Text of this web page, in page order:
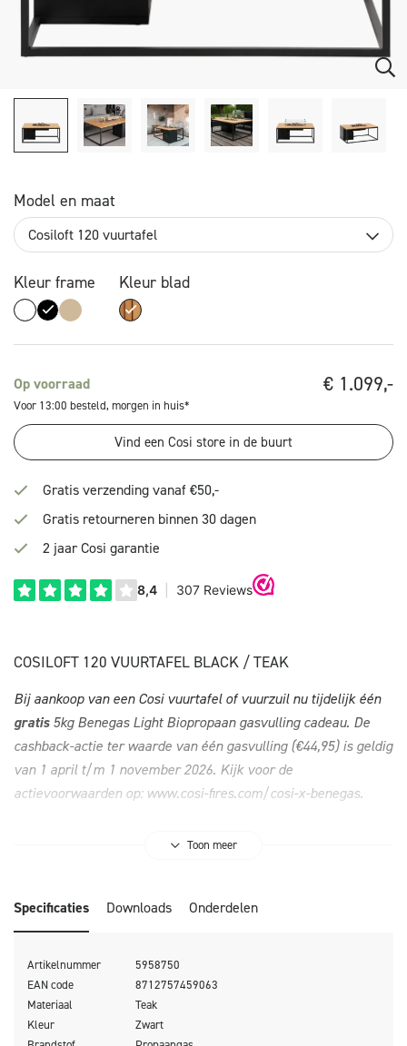
Model en maat
Cosiloft 120 vuurtafel
Kleur frame Kleur blad
€ 1.099,-
Op voorraad
Voor 13:00 besteld, morgen in huis*
Vind een Cosi store in de buurt
Gratis verzending vanaf €50,-
Gratis retourneren binnen 30 dagen
2 jaar Cosi garantie
COSILOFT 120 VUURTAFEL BLACK / TEAK
Bij aankoop van een Cosi vuurtafel of vuurzuil nu tijdelijk één
gratis5kg Benegas Light Biopropaan gasvulling cadeau. De
cashback-actie ter waarde van één gasvulling (€44,95) is geldig
van 1 april t/m 1 november 2026. Kijk voor de
actievoorwaarden op: www.cosi-fires.com/cosi-x-benegas.
gecombineerd met een grote range lounge sets.
De Cosiloft 120 lounge table beschikt over een straight burner
die genoeg ruimte geeft om al je vrienden en familie uit te
nodigen voor een drankje. De Cosiloft is 80 cm breed en 120
cm lang. Deze vuurtafel heeft net als de Cosiloft 100 een mooi,
Toon meer
Specificaties Downloads Onderdelen
Artikelnummer
5958750
EAN code
8712757459063
Materiaal
Teak
Kleur
Zwart